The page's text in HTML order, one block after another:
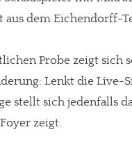
aus dem Eichendorff-
Probe zeigt sich
Lenkt die Live-
stellt sich jedenfalls
zeigt.